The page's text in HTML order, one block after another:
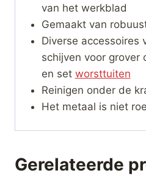
van het werkblad
Gemaakt van
Diverse accessoires
schijven voor grover
en set worsttuiten
Reinigen onder de
Het metaal is niet
Gerelateerde